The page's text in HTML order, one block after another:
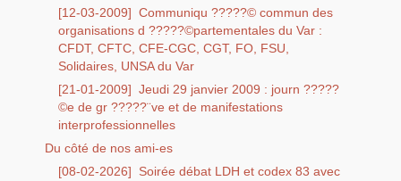
[12-03-2009] Communiqu ?????© commun des
organisations d ?????©partementales du Var :
CFDT, CFTC, CFE-CGC, CGT, FO, FSU,
Solidaires, UNSA du Var
[21-01-2009] Jeudi 29 janvier 2009 : journ ?????
©e de gr ?????¨ve et de manifestations
interprofessionnelles
Du côté de nos ami-es
[08-02-2026]
Soirée débat LDH et codex 83 avec